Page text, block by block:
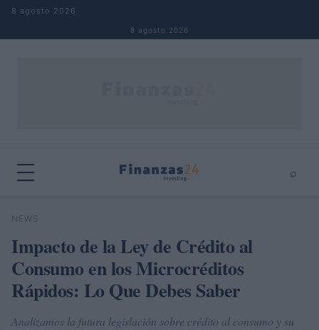
Saltar al contenido
8 agosto 2026
8 agosto 2026
⌕
Buscar
NEWS
Impacto de la Ley de Crédito al
Consumo en los Microcréditos
Rápidos: Lo Que Debes Saber
Analizamos la futura legislación sobre crédito al consumo y su